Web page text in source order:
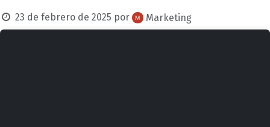
23 de febrero de 2025 por Marketing